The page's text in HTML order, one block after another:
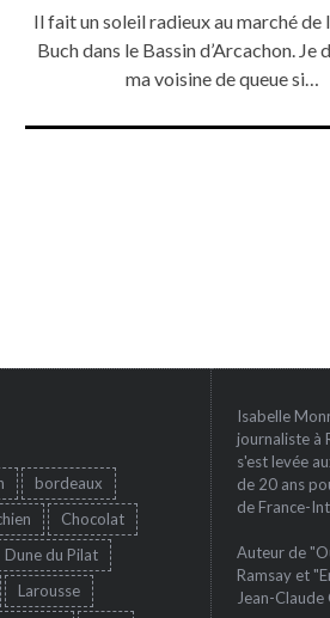
Il fait un soleil radieux au marché de
Buch dans le Bassin d’Arcachon. Je
ma voisine de queue si…
bordeaux
Chocolat
Dune du Pilat
Larousse
Isabelle
journaliste à
s'est levée
de 20 ans
de France-
Auteur de
Ramsay et
Jean-